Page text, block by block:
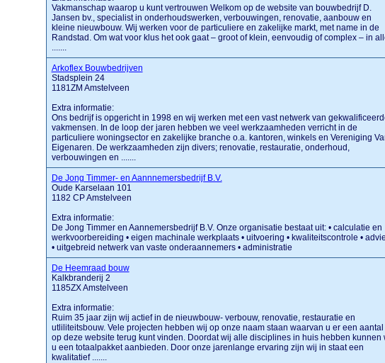
Vakmanschap waarop u kunt vertrouwen Welkom op de website van bouwbedrijf D.
Jansen bv., specialist in onderhoudswerken, verbouwingen, renovatie, aanbouw en
kleine nieuwbouw. Wij werken voor de particuliere en zakelijke markt, met name in de
Randstad. Om wat voor klus het ook gaat – groot of klein, eenvoudig of complex – in
.......
Arkoflex Bouwbedrijven
Stadsplein 24
1181ZM Amstelveen
Extra informatie:
Ons bedrijf is opgericht in 1998 en wij werken met een vast netwerk van
vakmensen. In de loop der jaren hebben we veel werkzaamheden verricht in de
particuliere woningsector en zakelijke branche o.a. kantoren, winkels en Vereniging
Eigenaren. De werkzaamheden zijn divers; renovatie, restauratie, onderhoud,
verbouwingen en .......
De Jong Timmer- en Aannnemersbedrijf B.V.
Oude Karselaan 101
1182 CP Amstelveen
Extra informatie:
De Jong Timmer en Aannemersbedrijf B.V. Onze organisatie bestaat uit: • calculatie en
werkvoorbereiding • eigen machinale werkplaats • uitvoering • kwaliteitscontrole •
• uitgebreid netwerk van vaste onderaannemers • administratie
De Heemraad bouw
Kalkbranderij 2
1185ZX Amstelveen
Extra informatie:
Ruim 35 jaar zijn wij actief in de nieuwbouw- verbouw, renovatie, restauratie en
utliliteitsbouw. Vele projecten hebben wij op onze naam staan waarvan u er een aantal
op deze website terug kunt vinden. Doordat wij alle disciplines in huis hebben kunnen
u een totaalpakket aanbieden. Door onze jarenlange ervaring zijn wij in staat een
kwalitatief .......